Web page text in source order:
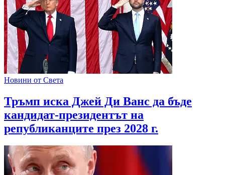
Новини от Света
Тръмп иска Джей Ди Ванс да бъде
кандидат-президентът на
републиканците през 2028 г.